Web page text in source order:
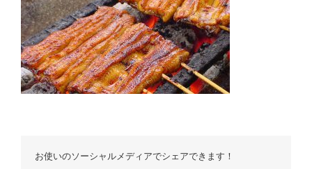
お使いのソーシャルメディアでシェアできます！